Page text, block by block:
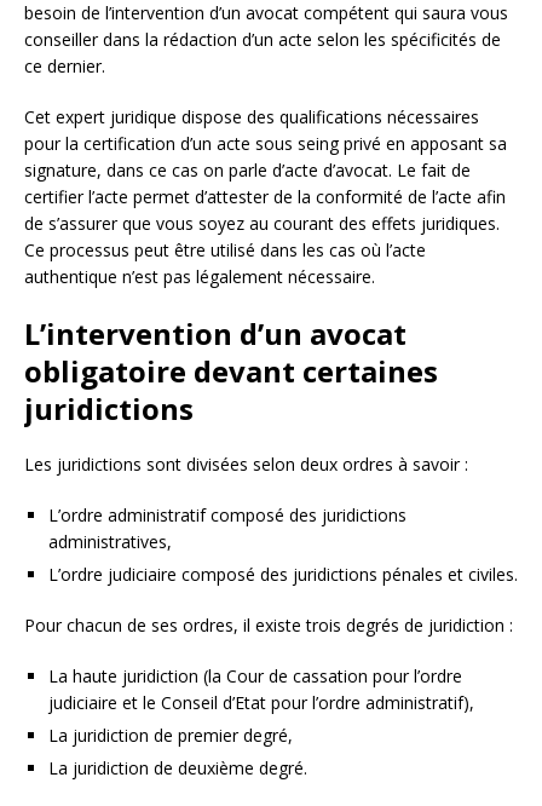
besoin de l’intervention d’un avocat compétent qui saura vous
conseiller dans la rédaction d’un acte selon les spécificités de
ce dernier.
Cet expert juridique dispose des qualifications nécessaires
pour la certification d’un acte sous seing privé en apposant sa
signature, dans ce cas on parle d’acte d’avocat. Le fait de
certifier l’acte permet d’attester de la conformité de l’acte afin
de s’assurer que vous soyez au courant des effets juridiques.
Ce processus peut être utilisé dans les cas où l’acte
authentique n’est pas légalement nécessaire.
L’intervention d’un avocat
obligatoire devant certaines
juridictions
Les juridictions sont divisées selon deux ordres à savoir :
L’ordre administratif composé des juridictions
administratives,
L’ordre judiciaire composé des juridictions pénales et civiles.
Pour chacun de ses ordres, il existe trois degrés de juridiction :
La haute juridiction (la Cour de cassation pour l’ordre
judiciaire et le Conseil d’Etat pour l’ordre administratif),
La juridiction de premier degré,
La juridiction de deuxième degré.